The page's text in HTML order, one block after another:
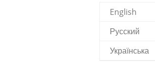
English
Русский
Українська